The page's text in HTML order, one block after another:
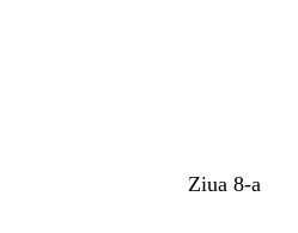
Ziua 8-a